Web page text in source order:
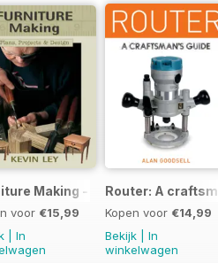
Making - Plans, Projects &
voor €15,99
In
Router: A
Kopen voor €14,99
Bekijk
In
winkelwagen